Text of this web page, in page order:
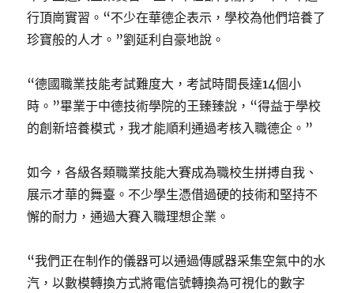
行頂崗實習。“不少在華德企表示，學校為他們培養了
珍寶般的人才。”劉延利自豪地說。
“德國職業技能考試難度大，考試時間長達14個小
時。”畢業于中德技術學院的王臻臻說，“得益于學校
的創新培養模式，我才能順利通過考核入職德企。”
如今，各級各類職業技能大賽成為職校生拼搏自我、
展示才華的舞臺。不少學生憑借過硬的技術和堅持不
懈的耐力，通過大賽入職理想企業。
“我們正在制作的儀器可以通過傳感器采集空氣中的水
汽，以數模轉換方式將電信號轉換為可視化的數字